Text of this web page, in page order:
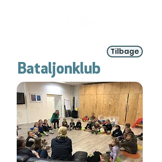
Tilbage
Bataljonklub